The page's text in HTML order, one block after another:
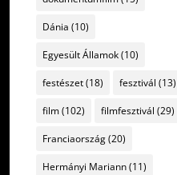
Dánia (10)
Egyesült Államok(10)
festészet(18) fesztivál (13)
film(102) filmfesztivál (29)
Franciaország(20)
Hermányi Mariann(11)